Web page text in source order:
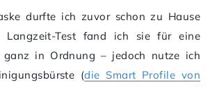
durfte ich zuvor schon zu Hause
Langzeit-Test fand ich sie für eine
ganz in Ordnung – jedoch nutze ich
(die Smart Profile von